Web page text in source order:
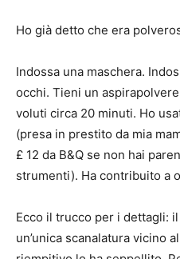
Ho già detto che era
Indossa una maschera.
occhi. Tieni un
voluti circa 20 minuti. Ho
(presa in prestito da mia
£ 12 da B&Q se non hai
strumenti). Ha contribuito a
Ecco il trucco per i dettagli:
un’unica scanalatura vicino